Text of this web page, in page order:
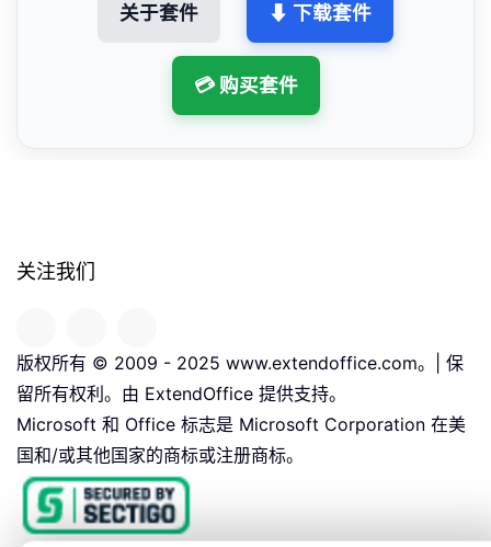
关于套件 ⬇ 下载套件
💳 购买套件
关注我们
版权所有 © 2009 - 2025 www.extendoffice.com。| 保
留所有权利。由 ExtendOffice 提供支持。
Microsoft 和 Office 标志是 Microsoft Corporation 在美
国和/或其他国家的商标或注册商标。